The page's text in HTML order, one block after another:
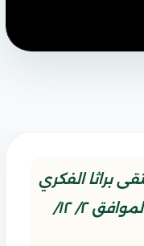
براثا الفكري
في ٧ جمادى الاولى ١٤٤٤ الموافق ٢/ ١٢/